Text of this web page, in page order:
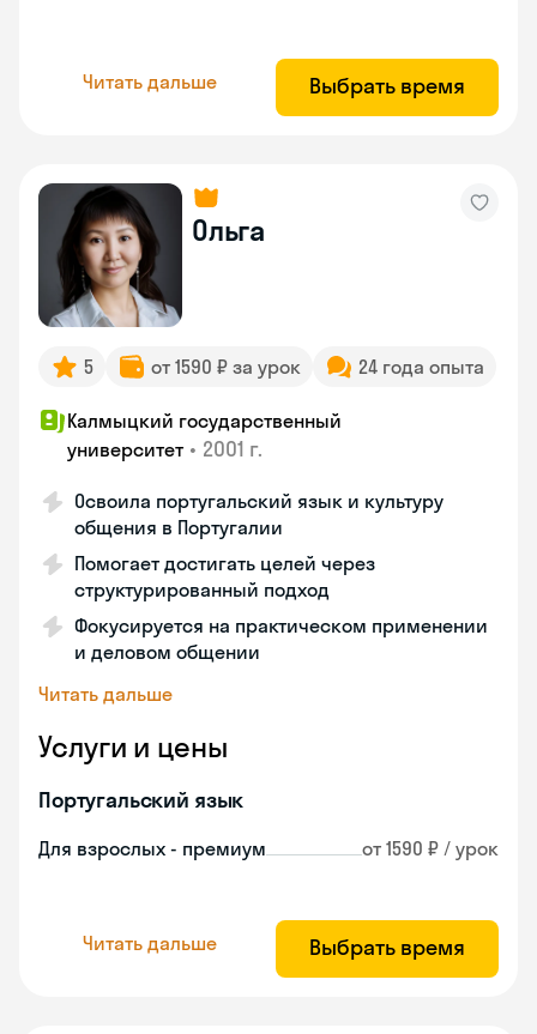
Читать дальше Выбрать время
Ольга
5 от 1590 ₽ за урок 24 года опыта
Калмыцкий государственный
университет • 2001 г.
Освоила португальский язык и культуру
общения в Португалии
Помогает достигать целей через
структурированный подход
Фокусируется на практическом применении
и деловом общении
Читать дальше
Услуги и цены
Португальский язык
Для взрослых - премиум от 1590 ₽ / урок
Читать дальше Выбрать время